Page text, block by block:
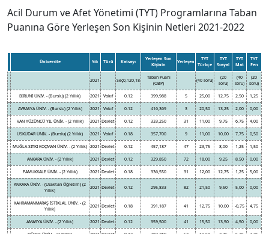
Acil Durum ve Afet Yönetimi (TYT) Programlarına Taban
Puanına Göre Yerleşen Son Kişinin Netleri 2021-2022
Üniversite Yılı Türü Katsayı
Yerleşen Son
Kişinin
Yerleşen
TYT
Türkçe
TYT
Sosyal
TYT
Mat
TYT
Fen
2021 Seç0,120,18
Taban Puanı
(OBP)
(40 soru)
(20
soru)
(40
soru)
(20
soru)
BİRUNİ ÜNİV. - (Burslu) (2 Yıllık) 2021 Vakıf 0.12 399,988 5 25,00 12,75 2,50 1,25
AVRASYA ÜNİV. - (Burslu) (2 Yıllık) 2021 Vakıf 0.12 416,369 3 20,50 13,25 2,00 0,00
VAN YÜZÜNCÜ YIL ÜNİV. - (2 Yıllık) 2021 Devlet 0.12 333,250 31 11,00 9,75 6,75 4,00
ÜSKÜDAR ÜNİV. - (Burslu) (2 Yıllık) 2021 Vakıf 0.18 357,700 9 11,00 10,00 7,75 0,50
MUĞLA SITKI KOÇMAN ÜNİV. - (2 Yıllık) 2021 Devlet 0.12 457,187 47 23,75 8,00 1,25 1,50
ANKARA ÜNİV. - (2 Yıllık) 2021 Devlet 0.12 329,850 72 18,00 9,25 8,50 0,00
PAMUKKALE ÜNİV. - (2 Yıllık) 2021 Devlet 0.18 336,550 31 12,00 12,75 1,25 5,00
ANKARA ÜNİV. - (Uzaktan Öğretim) (2
Yıllık)
2021 Devlet 0.12 295,833 82 21,50 9,50 5,00 0,00
KAHRAMANMARAŞ İSTİKLAL ÜNİV. - (2
Yıllık)
2021 Devlet 0.18 391,187 41 12,75 10,00 -0,75 4,75
AMASYA ÜNİV. - (2 Yıllık) 2021 Devlet 0.12 359,500 41 15,50 13,50 4,50 0,00